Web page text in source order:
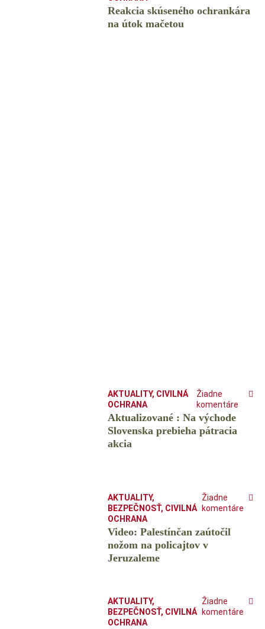
Reakcia skúseného ochrankára
na útok mačetou
AKTUALITY, CIVILNÁ
OCHRANA
Žiadne
komentáre
Aktualizované : Na východe
Slovenska prebieha pátracia
akcia
AKTUALITY,
BEZPEČNOSŤ, CIVILNÁ
OCHRANA
Žiadne
komentáre
Video: Palestínčan zaútočil
nožom na policajtov v
Jeruzaleme
AKTUALITY,
BEZPEČNOSŤ, CIVILNÁ
OCHRANA
Žiadne
komentáre